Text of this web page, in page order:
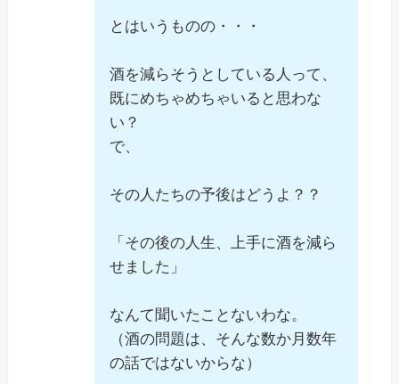
とはいうものの・・・
酒を減らそうとしている人って、
既にめちゃめちゃいると思わな
い？
で、
その人たちの予後はどうよ？？
「その後の人生、上手に酒を減ら
せました」
なんて聞いたことないわな。
（酒の問題は、そんな数か月数年
の話ではないからな）